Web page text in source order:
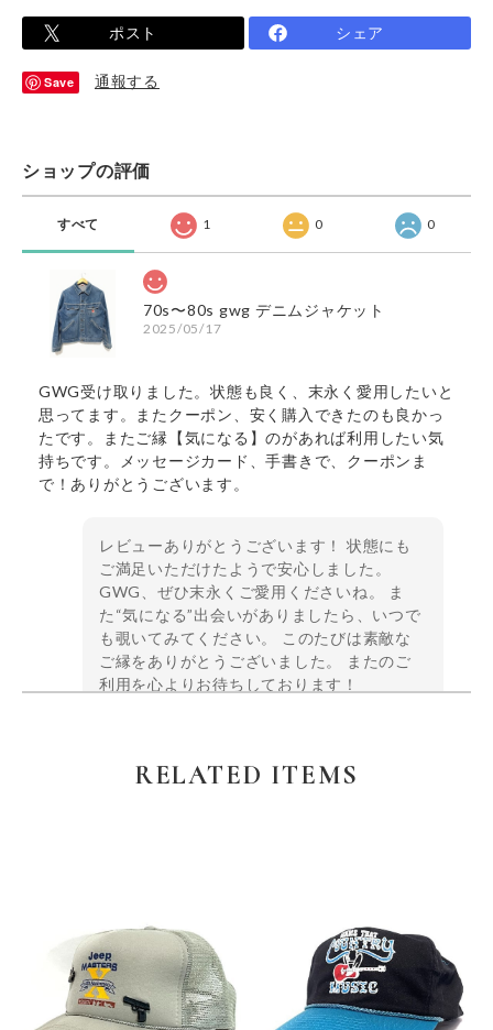
ポスト シェア
Save 通報する
ショップの評価
すべて 1 0 0
70s〜80s gwg デニムジャケット
2025/05/17
GWG受け取りました。状態も良く、末永く愛用したいと
思ってます。またクーポン、安く購入できたのも良かっ
たです。またご縁【気になる】のがあれば利用したい気
持ちです。メッセージカード、手書きで、クーポンま
で！ありがとうございます。
レビューありがとうございます！ 状態にも
ご満足いただけたようで安心しました。
GWG、ぜひ末永くご愛用くださいね。 ま
た“気になる”出会いがありましたら、いつで
も覗いてみてください。 このたびは素敵な
ご縁をありがとうございました。 またのご
利用を心よりお待ちしております！
RELATED ITEMS